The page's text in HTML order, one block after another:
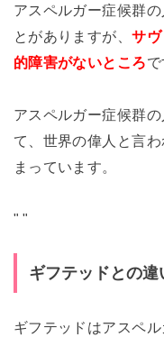
アスペルガー症候群
とがありますが、サ
的障害がないところで
アスペルガー症候群
て、世界の偉人と言
まっています。
" "
ギフテッドとの違
ギフテッドはアスペ